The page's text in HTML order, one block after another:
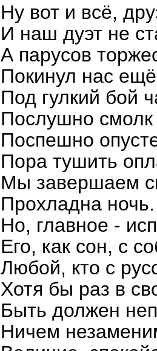
Ну вот и всё,
И наш дуэт не
А парусов
Покинул нас
Под гулкий бой
Послушно смолк
Поспешно
Пора тушить
Мы завершаем
Прохладна
Но, главное -
Его, как сон, с
Любой, кто с
Хотя бы раз в
Быть должен
Ничем